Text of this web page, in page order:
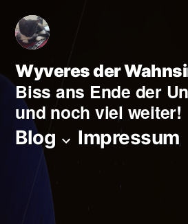
Zum
Inhalt
springen
Wyveres der
Biss ans Ende der
und noch viel weiter!
Blog Impressum